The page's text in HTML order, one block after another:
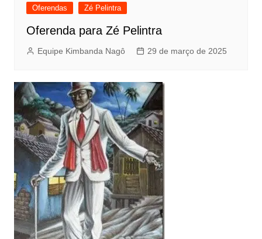
Oferendas Zé Pelintra
Oferenda para Zé Pelintra
Equipe Kimbanda Nagô 29 de março de 2025